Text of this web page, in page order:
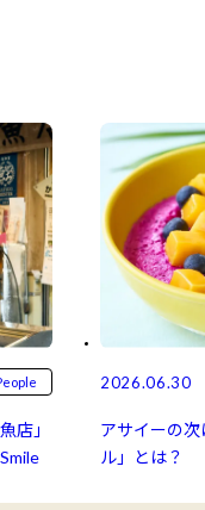
店」
2026.06.30
アサイーの
ル」とは？